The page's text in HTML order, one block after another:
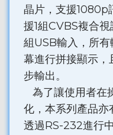
晶片，支援1080p
援1組CVBS複合
組USB輸入，所
幕進行拼接顯示，
步輸出。
為了讓使用者在
化，本系列產品亦
透過RS-232進行